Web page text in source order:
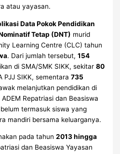
atau yayasan.
Data Pokok Pendidikan
Tetap (DNT) murid
Learning Centre (CLC) tahun
. Dari jumlah tersebut,154
di SMA/SMK SIKK, sekitar80
PJJ SIKK, sementara735
melanjutkan pendidikan di
Repatriasi dan Beasiswa
termasuk siswa yang
mandiri bersama keluarganya.
pada tahun2013 hingga
dan Beasiswa Yayasan